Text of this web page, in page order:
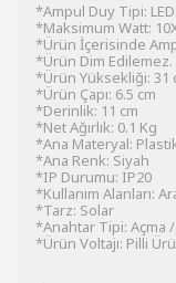
*Ampul Duy Tipi: LED
*Maksimum Watt:
*Ürün İçerisinde
*Ürün Dim Edilemez.
*Ürün Yüksekliği: 31
*Ürün Çapı: 6.5 cm
*Derinlik: 11 cm
*Net Ağırlık: 0.1 Kg
*Ana Materyal:
*Ana Renk: Siyah
*IP Durumu: IP20
*Kullanım Alanları:
*Tarz: Solar
*Anahtar Tipi: Açma
*Ürün Voltajı: Pilli